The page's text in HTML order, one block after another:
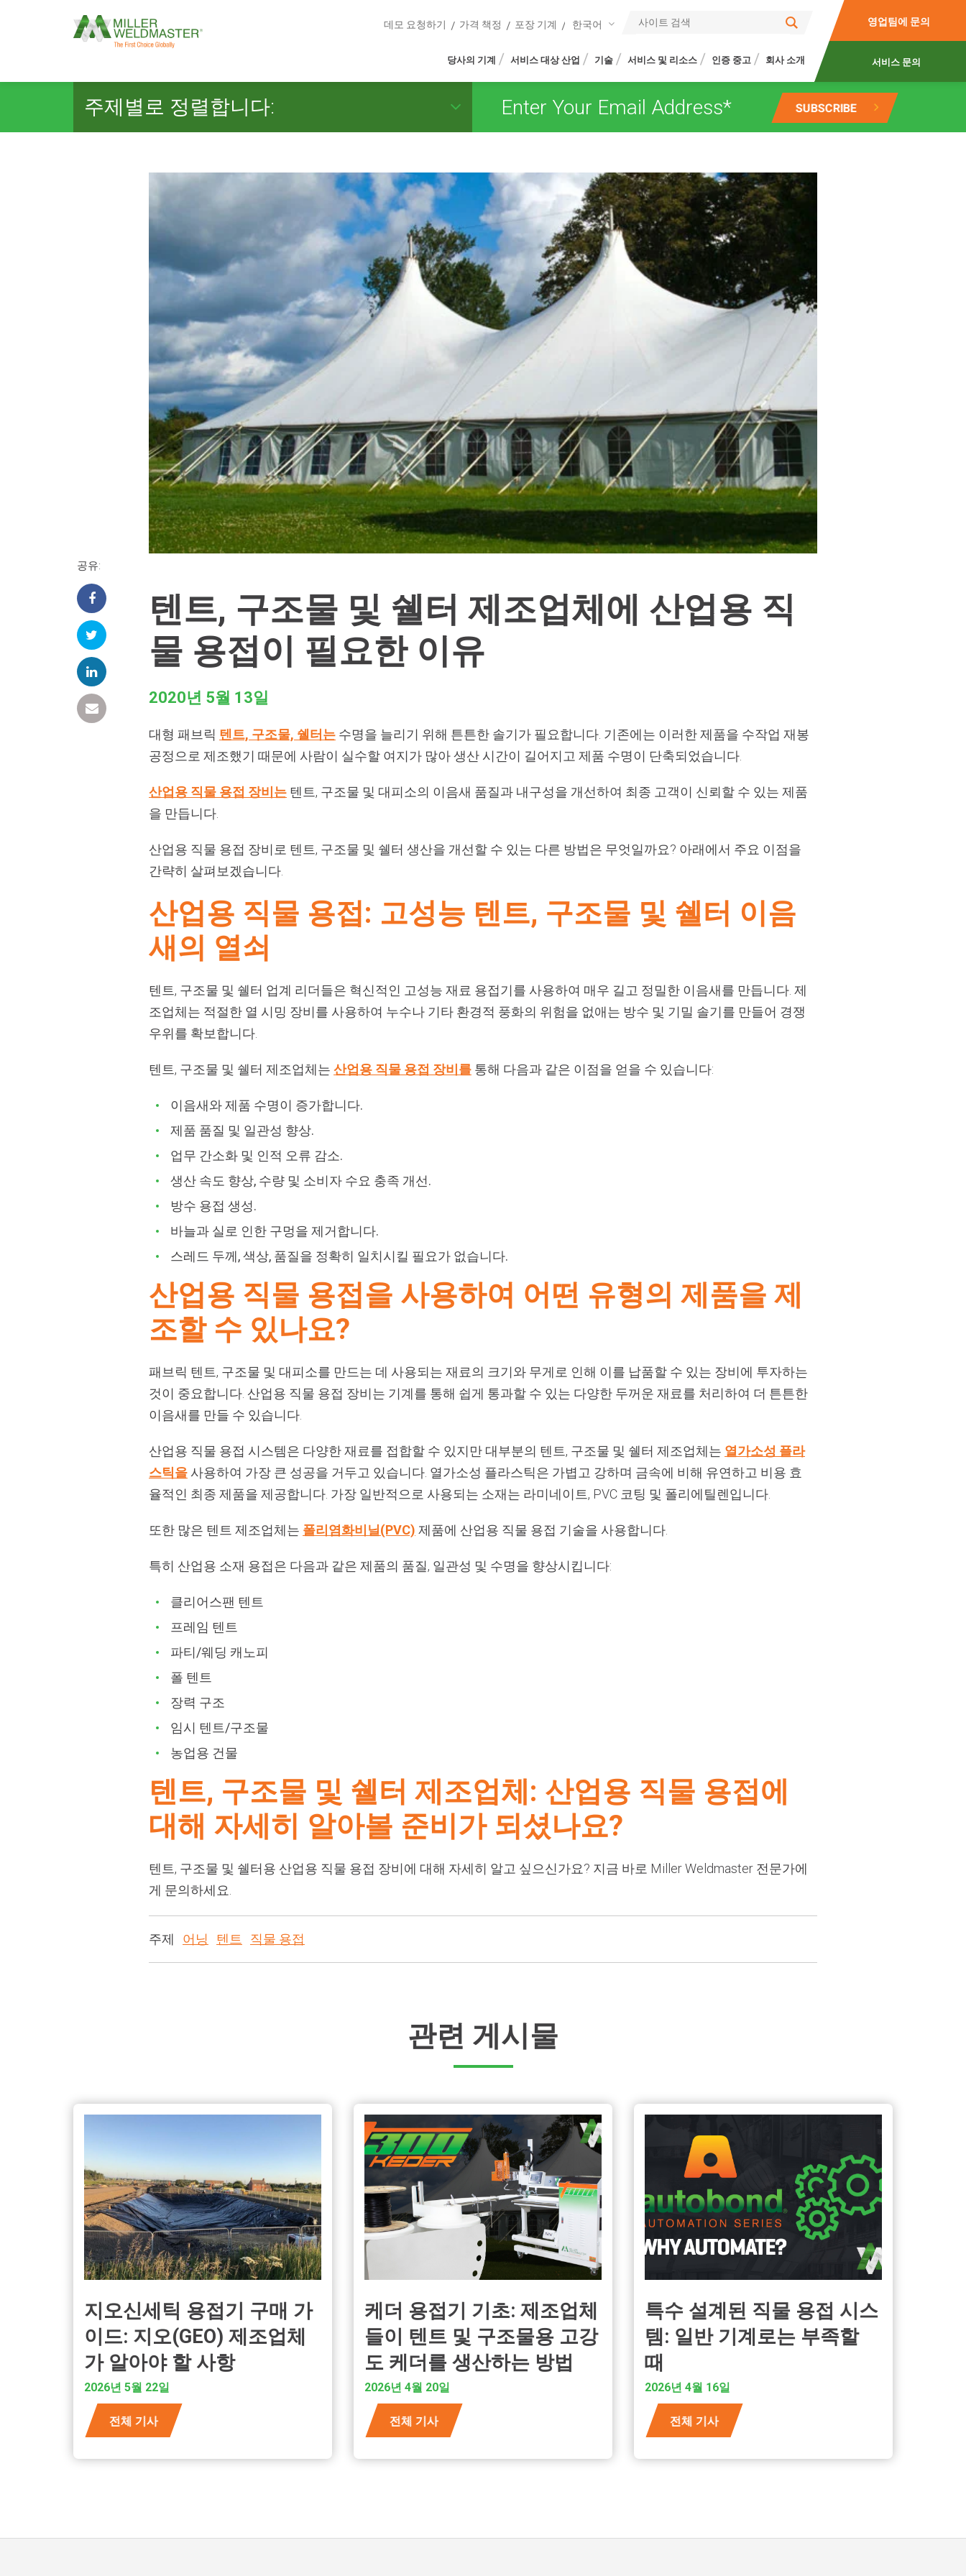
데모 요청하기 가격 책정 포장 기계 한국어
당사의 기계 서비스 대상 산업 기술 서비스 및 리소스 인증 중고 회사 소개
영업팀에 문의
서비스 문의
주제별로 정렬합니다:
텐트, 구조물 및 쉘터 제조업체에 산업용 직
물 용접이 필요한 이유
2020년 5월 13일
공유:
대형 패브릭 텐트, 구조물, 쉘터는 수명을 늘리기 위해 튼튼한 솔기가 필요합니다. 기존에는 이러한 제품을 수작업 재봉
공정으로 제조했기 때문에 사람이 실수할 여지가 많아 생산 시간이 길어지고 제품 수명이 단축되었습니다.
산업용 직물 용접 장비는 텐트, 구조물 및 대피소의 이음새 품질과 내구성을 개선하여 최종 고객이 신뢰할 수 있는 제품
을 만듭니다.
산업용 직물 용접 장비로 텐트, 구조물 및 쉘터 생산을 개선할 수 있는 다른 방법은 무엇일까요? 아래에서 주요 이점을
간략히 살펴보겠습니다.
산업용 직물 용접: 고성능 텐트, 구조물 및 쉘터 이음
새의 열쇠
텐트, 구조물 및 쉘터 업계 리더들은 혁신적인 고성능 재료 용접기를 사용하여 매우 길고 정밀한 이음새를 만듭니다. 제
조업체는 적절한 열 시밍 장비를 사용하여 누수나 기타 환경적 풍화의 위험을 없애는 방수 및 기밀 솔기를 만들어 경쟁
우위를 확보합니다.
텐트, 구조물 및 쉘터 제조업체는 산업용 직물 용접 장비를 통해 다음과 같은 이점을 얻을 수 있습니다:
이음새와 제품 수명이 증가합니다.
제품 품질 및 일관성 향상.
업무 간소화 및 인적 오류 감소.
생산 속도 향상, 수량 및 소비자 수요 충족 개선.
방수 용접 생성.
바늘과 실로 인한 구멍을 제거합니다.
스레드 두께, 색상, 품질을 정확히 일치시킬 필요가 없습니다.
산업용 직물 용접을 사용하여 어떤 유형의 제품을 제
조할 수 있나요?
패브릭 텐트, 구조물 및 대피소를 만드는 데 사용되는 재료의 크기와 무게로 인해 이를 납품할 수 있는 장비에 투자하는
것이 중요합니다. 산업용 직물 용접 장비는 기계를 통해 쉽게 통과할 수 있는 다양한 두꺼운 재료를 처리하여 더 튼튼한
이음새를 만들 수 있습니다.
산업용 직물 용접 시스템은 다양한 재료를 접합할 수 있지만 대부분의 텐트, 구조물 및 쉘터 제조업체는 열가소성 플라
스틱을 사용하여 가장 큰 성공을 거두고 있습니다. 열가소성 플라스틱은 가볍고 강하며 금속에 비해 유연하고 비용 효
율적인 최종 제품을 제공합니다. 가장 일반적으로 사용되는 소재는 라미네이트, PVC 코팅 및 폴리에틸렌입니다.
또한 많은 텐트 제조업체는 폴리염화비닐(PVC) 제품에 산업용 직물 용접 기술을 사용합니다.
특히 산업용 소재 용접은 다음과 같은 제품의 품질, 일관성 및 수명을 향상시킵니다:
클리어스팬 텐트
프레임 텐트
파티/웨딩 캐노피
폴 텐트
장력 구조
임시 텐트/구조물
농업용 건물
텐트, 구조물 및 쉘터 제조업체: 산업용 직물 용접에
대해 자세히 알아볼 준비가 되셨나요?
텐트, 구조물 및 쉘터용 산업용 직물 용접 장비에 대해 자세히 알고 싶으신가요? 지금 바로 Miller Weldmaster 전문가에
게 문의하세요.
주제 어닝 텐트 직물 용접
관련 게시물
지오신세틱 용접기 구매 가
이드: 지오(GEO) 제조업체
가 알아야 할 사항
2026년 5월 22일
전체 기사
케더 용접기 기초: 제조업체
들이 텐트 및 구조물용 고강
도 케더를 생산하는 방법
2026년 4월 20일
전체 기사
특수 설계된 직물 용접 시스
템: 일반 기계로는 부족할
때
2026년 4월 16일
전체 기사